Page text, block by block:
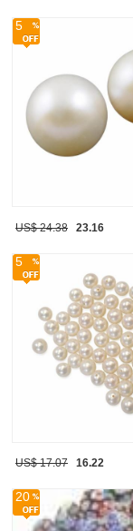
5
US$ 24.38 23.16
5
US$ 17.07 16.22
20